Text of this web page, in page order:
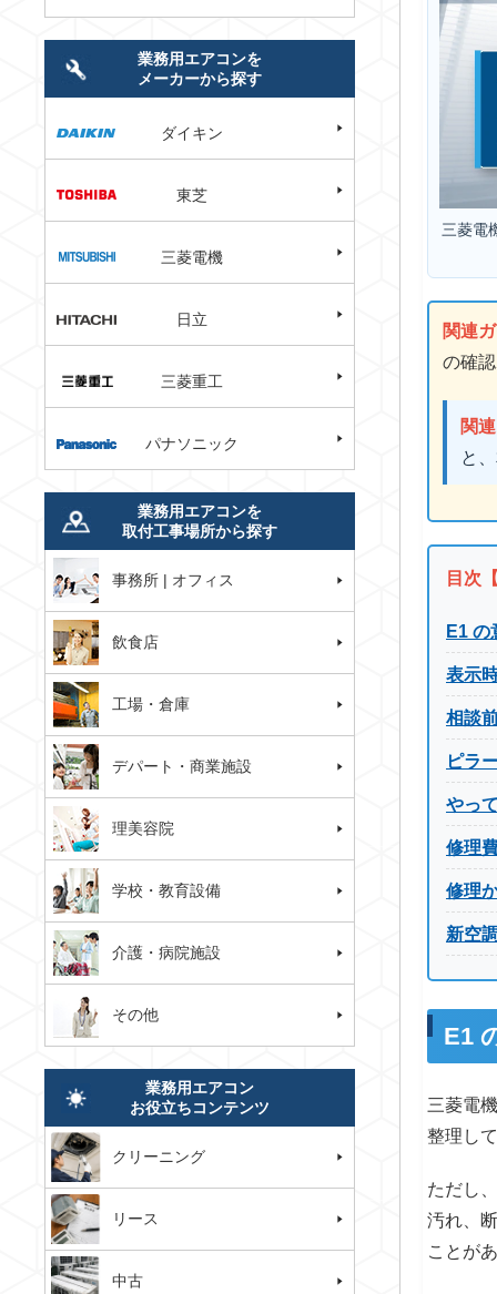
三菱電
関連
の確
関
と
目次
E1 の
表示
相談
ピラ
やっ
修理
修理
新空
E1
三菱電
整理し
ただし
汚れ、
ことが
業務用エアコンを
メーカーから探す
ダイキン
東芝
三菱電機
日立
三菱重工
パナソニック
業務用エアコンを
取付工事場所から探す
事務所 | オフィス
飲食店
工場・倉庫
デパート・商業施設
理美容院
学校・教育設備
介護・病院施設
その他
業務用エアコン
お役立ちコンテンツ
クリーニング
リース
中古